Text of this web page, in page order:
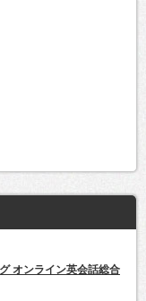
オンライン英会話総合